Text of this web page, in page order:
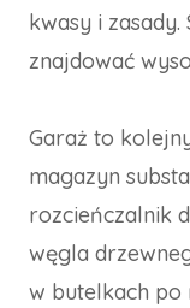
kwasy i
znajdować
Garaż to
magazyn
rozcieńczalnik
węgla
w butelkach po